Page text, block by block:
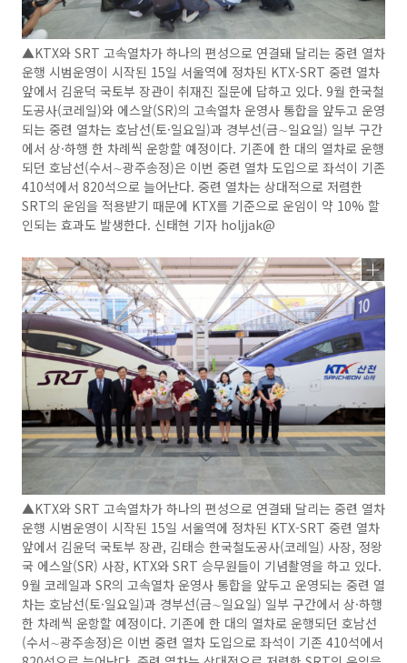
▲KTX와 SRT 고속열차가 하나의 편성으로 연결돼 달리는 중련 열차
운행 시범운영이 시작된 15일 서울역에 정차된 KTX-SRT 중련 열차
앞에서 김윤덕 국토부 장관이 취재진 질문에 답하고 있다. 9월 한국철
도공사(코레일)와 에스알(SR)의 고속열차 운영사 통합을 앞두고 운영
되는 중련 열차는 호남선(토·일요일)과 경부선(금∼일요일) 일부 구간
에서 상·하행 한 차례씩 운항할 예정이다. 기존에 한 대의 열차로 운행
되던 호남선(수서∼광주송정)은 이번 중련 열차 도입으로 좌석이 기존
410석에서 820석으로 늘어난다. 중련 열차는 상대적으로 저렴한
SRT의 운임을 적용받기 때문에 KTX를 기준으로 운임이 약 10% 할
인되는 효과도 발생한다. 신태현 기자 holjjak@
▲KTX와 SRT 고속열차가 하나의 편성으로 연결돼 달리는 중련 열차
운행 시범운영이 시작된 15일 서울역에 정차된 KTX-SRT 중련 열차
앞에서 김윤덕 국토부 장관, 김태승 한국철도공사(코레일) 사장, 정왕
국 에스알(SR) 사장, KTX와 SRT 승무원들이 기념촬영을 하고 있다.
9월 코레일과 SR의 고속열차 운영사 통합을 앞두고 운영되는 중련 열
차는 호남선(토·일요일)과 경부선(금∼일요일) 일부 구간에서 상·하행
한 차례씩 운항할 예정이다. 기존에 한 대의 열차로 운행되던 호남선
(수서∼광주송정)은 이번 중련 열차 도입으로 좌석이 기존 410석에서